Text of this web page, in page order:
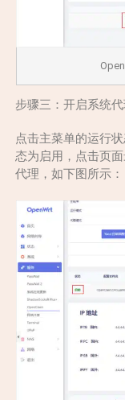
步骤三：开启系统
点击主菜单的运行
态为启用，点击页
代理，如下图所示：